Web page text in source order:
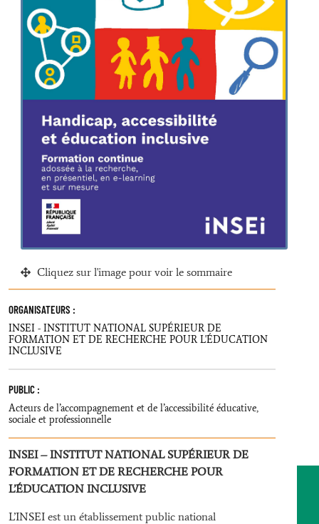
Cliquez sur l'image pour voir le sommaire
ORGANISATEURS :
INSEI - INSTITUT NATIONAL SUPÉRIEUR DE
FORMATION ET DE RECHERCHE POUR L'ÉDUCATION
INCLUSIVE
PUBLIC :
Acteurs de l’accompagnement et de l’accessibilité éducative,
sociale et professionnelle
INSEI – INSTITUT NATIONAL SUPÉRIEUR DE
FORMATION ET DE RECHERCHE POUR
L’ÉDUCATION INCLUSIVE
L’INSEI est un établissement public national